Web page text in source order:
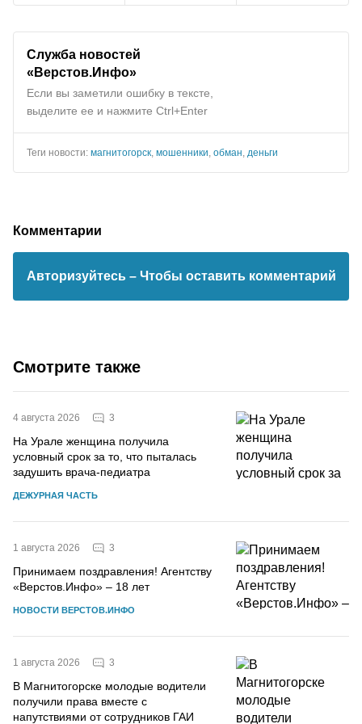
Служба новостей
«Верстов.Инфо»
Если вы заметили ошибку в тексте,
выделите ее и нажмите Ctrl+Enter
Теги новости: магнитогорск, мошенники, обман, деньги
Комментарии
Авторизуйтесь – Чтобы оставить комментарий
Смотрите также
4 августа 2026 3
На Урале женщина получила
условный срок за то, что пыталась
задушить врача-педиатра
ДЕЖУРНАЯ ЧАСТЬ
1 августа 2026 3
Принимаем поздравления! Агентству
«Верстов.Инфо» – 18 лет
НОВОСТИ ВЕРСТОВ.ИНФО
1 августа 2026 3
В Магнитогорске молодые водители
получили права вместе с
напутствиями от сотрудников ГАИ